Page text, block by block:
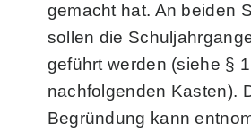
gemacht hat. An beiden
sollen die
geführt werden (siehe §
nachfolgenden Kasten).
Begründung kann